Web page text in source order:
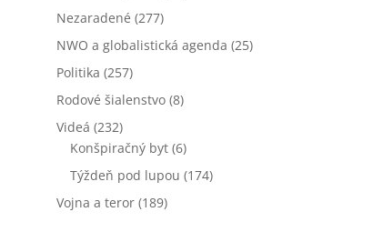
Nezaradené (277)
NWO a globalistická agenda (25)
Politika (257)
Rodové šialenstvo (8)
Videá (232)
Konšpiračný byt (6)
Týždeň pod lupou (174)
Vojna a teror (189)